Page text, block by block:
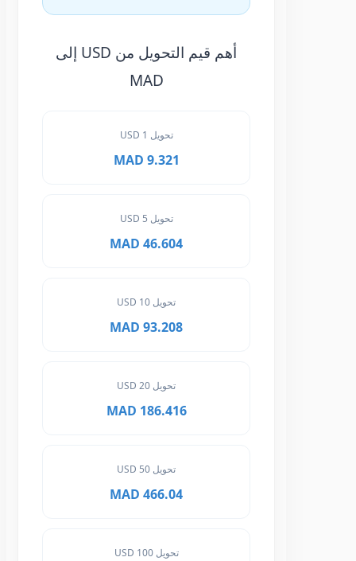
أهم قيم التحويل من USD إلى
MAD
تحويل 1 USD
9.321 MAD
تحويل 5 USD
46.604 MAD
93.208 MAD
186.416 MAD
466.04 MAD
تحويل 100 USD